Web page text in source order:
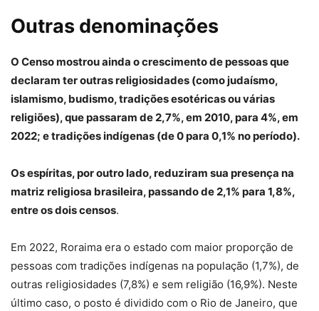
Outras denominações
O Censo mostrou ainda o crescimento de pessoas que
declaram ter outras religiosidades (como judaísmo,
islamismo, budismo, tradições esotéricas ou várias
religiões), que passaram de 2,7%, em 2010, para 4%, em
2022; e tradições indígenas (de 0 para 0,1% no período).
Os espíritas, por outro lado, reduziram sua presença na
matriz religiosa brasileira, passando de 2,1% para 1,8%,
entre os dois censos.
Em 2022, Roraima era o estado com maior proporção de
pessoas com tradições indígenas na população (1,7%), de
outras religiosidades (7,8%) e sem religião (16,9%). Neste
último caso, o posto é dividido com o Rio de Janeiro, que